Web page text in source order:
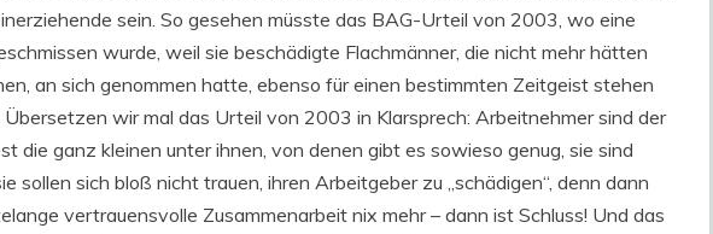
sein. So gesehen müsste das BAG-Urteil von 2003, wo eine
wurde, weil sie beschädigte Flachmänner, die nicht mehr hätten
an sich genommen hatte, ebenso für einen bestimmten Zeitgeist stehen
wir mal das Urteil von 2003 in Klarsprech: Arbeitnehmer sind der
die ganz kleinen unter ihnen, von denen gibt es sowieso genug, sie sind
sollen sich bloß nicht trauen, ihren Arbeitgeber zu „schädigen“, denn dann
vertrauensvolle Zusammenarbeit nix mehr – dann ist Schluss! Und das